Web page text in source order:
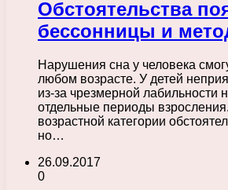
Обстоятельства
бессонницы и
Нарушения сна у человека
любом возрасте. У детей
из-за чрезмерной лабильности
отдельные периоды
возрастной категории
но…
26.09.2017
0